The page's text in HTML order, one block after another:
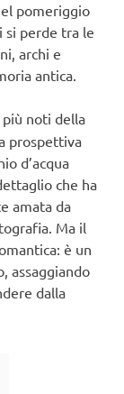
pomeriggio
si perde tra le
archi e
antica.
noti della
prospettiva
d’acqua
che ha
amata da
Ma il
è un
assaggiando
dalla